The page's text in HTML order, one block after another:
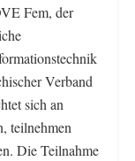
Fem, der
Verband
sich an
teilnehmen
Die Teilnahme